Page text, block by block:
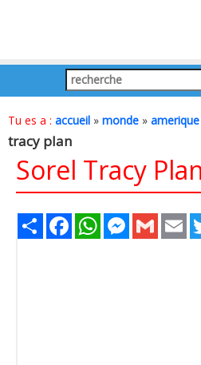
Tu es a : accueil » monde »
tracy plan
Sorel Tracy Plan
Share FacebookWhatsAppMessenger
Gmail